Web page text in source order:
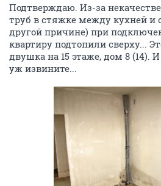
Подтверждаю. Из-за
труб в стяжке между кухней и
другой причине) при
квартиру подтопили сверху...
двушка на 15 этаже, дом 8 (14).
уж извините...